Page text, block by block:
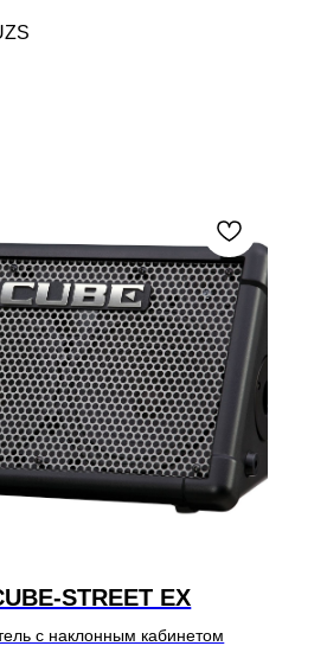
STREET EX
с наклонным кабинетом